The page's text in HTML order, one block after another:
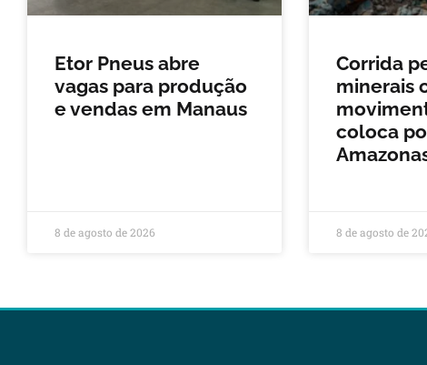
Etor Pneus abre
vagas para produção
e vendas em Manaus
8 de agosto de 2026
Corrida
minerais
coloca
8 de agosto de